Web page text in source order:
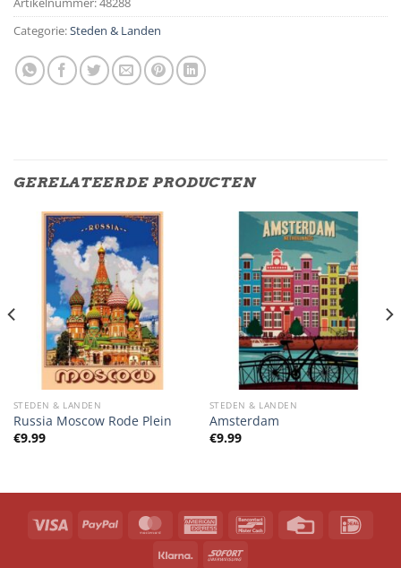
Categorie:Steden & Landen
GERELATEERDE PRODUCTEN
STEDEN & LANDEN
Russia Moscow Rode Plein
€9.99
STEDEN & LANDEN
Amsterdam
€9.99